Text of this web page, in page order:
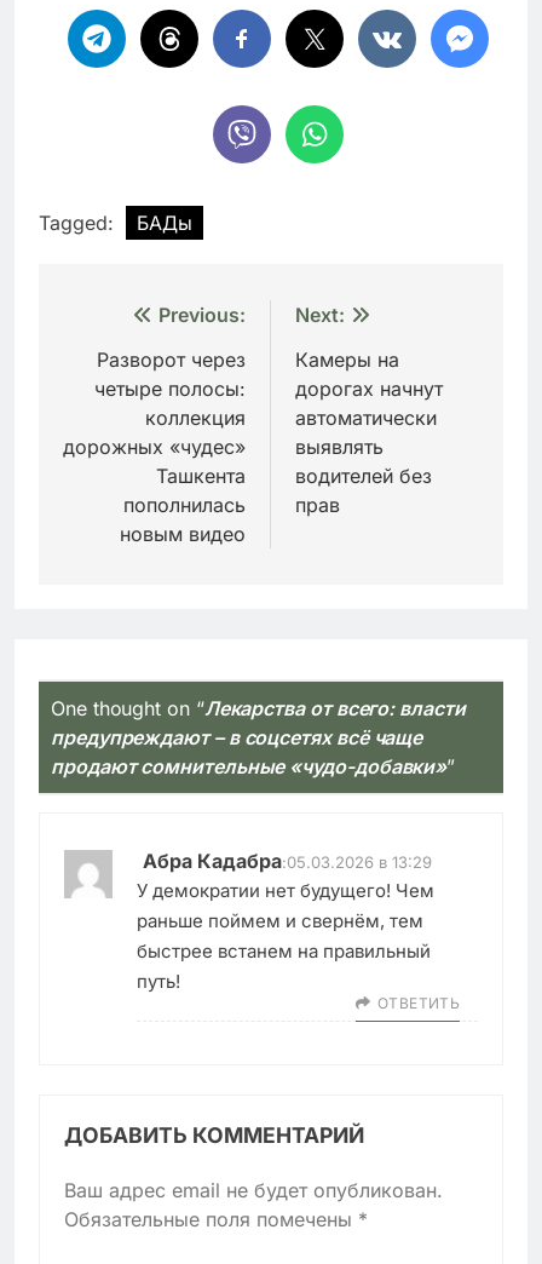
Tagged: БАДы
Навигация
записям
Previous:
Разворот через
четыре полосы:
коллекция
дорожных «чудес»
Ташкента
пополнилась
новым видео
Next:
Камеры на
дорогах начнут
автоматически
выявлять
водителей без
прав
One thought on “Лекарства от всего: власти
предупреждают – в соцсетях всё чаще
продают сомнительные «чудо-добавки»”
Абра Кадабра:05.03.2026 в 13:29
У демократии нет будущего! Чем
раньше поймем и свернём, тем
быстрее встанем на правильный
путь!
ОТВЕТИТЬ
ДОБАВИТЬ КОММЕНТАРИЙ
Ваш адрес email не будет опубликован.
Обязательные поля помечены *